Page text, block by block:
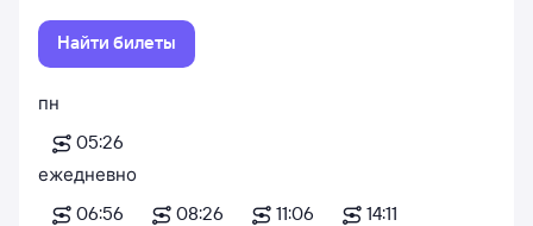
Найти билеты
пн
05:26
ежедневно
06:56
08:26 11:06
14:11